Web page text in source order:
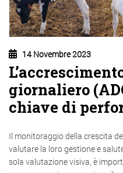
14 Novembre 2023
giornaliero
chiave di
Il monitoraggio della crescita
valutare la loro gestione e
sola valutazione visiva, è